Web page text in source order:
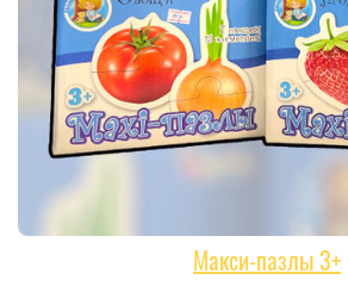
Макси-пазлы 3+